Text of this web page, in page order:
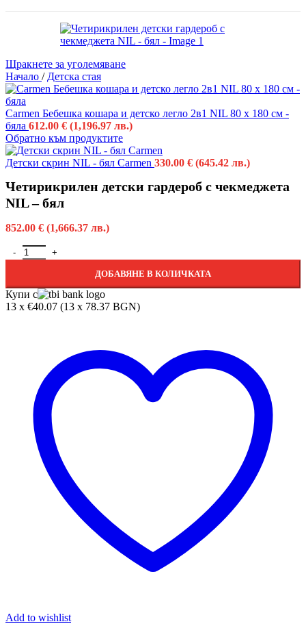
Щракнете за уголемяване
Начало / Детска стая
Carmen Бебешка кошара и детско легло 2в1 NIL 80 х 180 см -
бяла 612.00 € (1,196.97 лв.)
Обратно към продуктите
Детски скрин NIL - бял Carmen 330.00 € (645.42 лв.)
Четирикрилен детски гардероб с чекмеджета
NIL – бял
852.00 € (1,666.37 лв.)
ДОБАВЯНЕ В КОЛИЧКАТА
Купи с
13 x €40.07 (13 x 78.37 BGN)
Add to wishlist